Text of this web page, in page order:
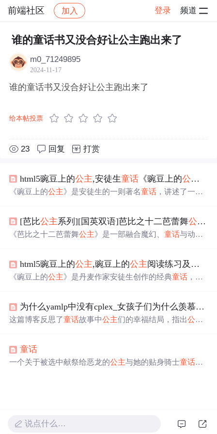
前端社区 加入 登录 频道
社区 前端社区 感慨 帖子详情
谁的童话书又没合好让公主跑出来了
m0_71249895
2024-11-17
谁的童话书又没合好让公主跑出来了
给本帖投票
23 回复 打赏
html5豌豆上的公主,安徒生童话 《豌豆上的公主
《豌豆上的公主》是安徒生的一则著名童话 ，讲述了一位
了贵族的娇弱。故事中的豌豆成为了证明公主真实身份的
关键，展示了安徒生高超的讽刺艺术。这篇 童话至今仍被
[芭比公主系列][国英双语]芭比之十二芭蕾舞公主
《芭比之十二芭蕾舞公主》是一部融合魔幻、童话与动画
地后，面对父亲的丧国危机，团结一致拯救国家的故事。
电影展现了十二位性格各异的公主形象，以及精美的场景
html5豌豆上的公主,豌豆上的公主阅读练习及答案
《豌豆上的公主》是丹麦作家安徒生创作的经典童话 ，讲
了夸张手法在揭示公主娇嫩肌肤中的运用。阅读练习及答
案展示了故事对儿童文学教育的价值。
为什么yamlp中没有cplex_女孩子们为什么羡慕
童话
这篇博客反思了童话故事中公主们的幸福结局，指出公主
女性不应仅依靠外貌，而应积极掌控自己的命运。
童话
一个关于被选中献祭给恶龙的公主与她的贴身骑士童话之
说点什么…